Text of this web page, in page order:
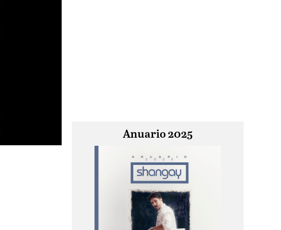
Anuario 2025